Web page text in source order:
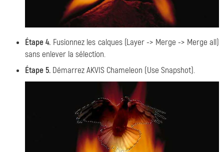
Étape 4. Fusionnez les calques (Layer -> Merge -> Merge all)
sans enlever la sélection.
Étape 5. DémarrezAKVIS Chameleon (Use Snapshot).